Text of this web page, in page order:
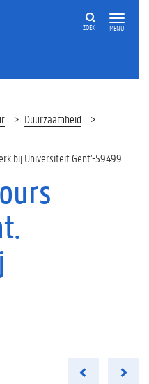
MENU
ZOEK
Duurzaamheid
bij Universiteit Gent'-59499